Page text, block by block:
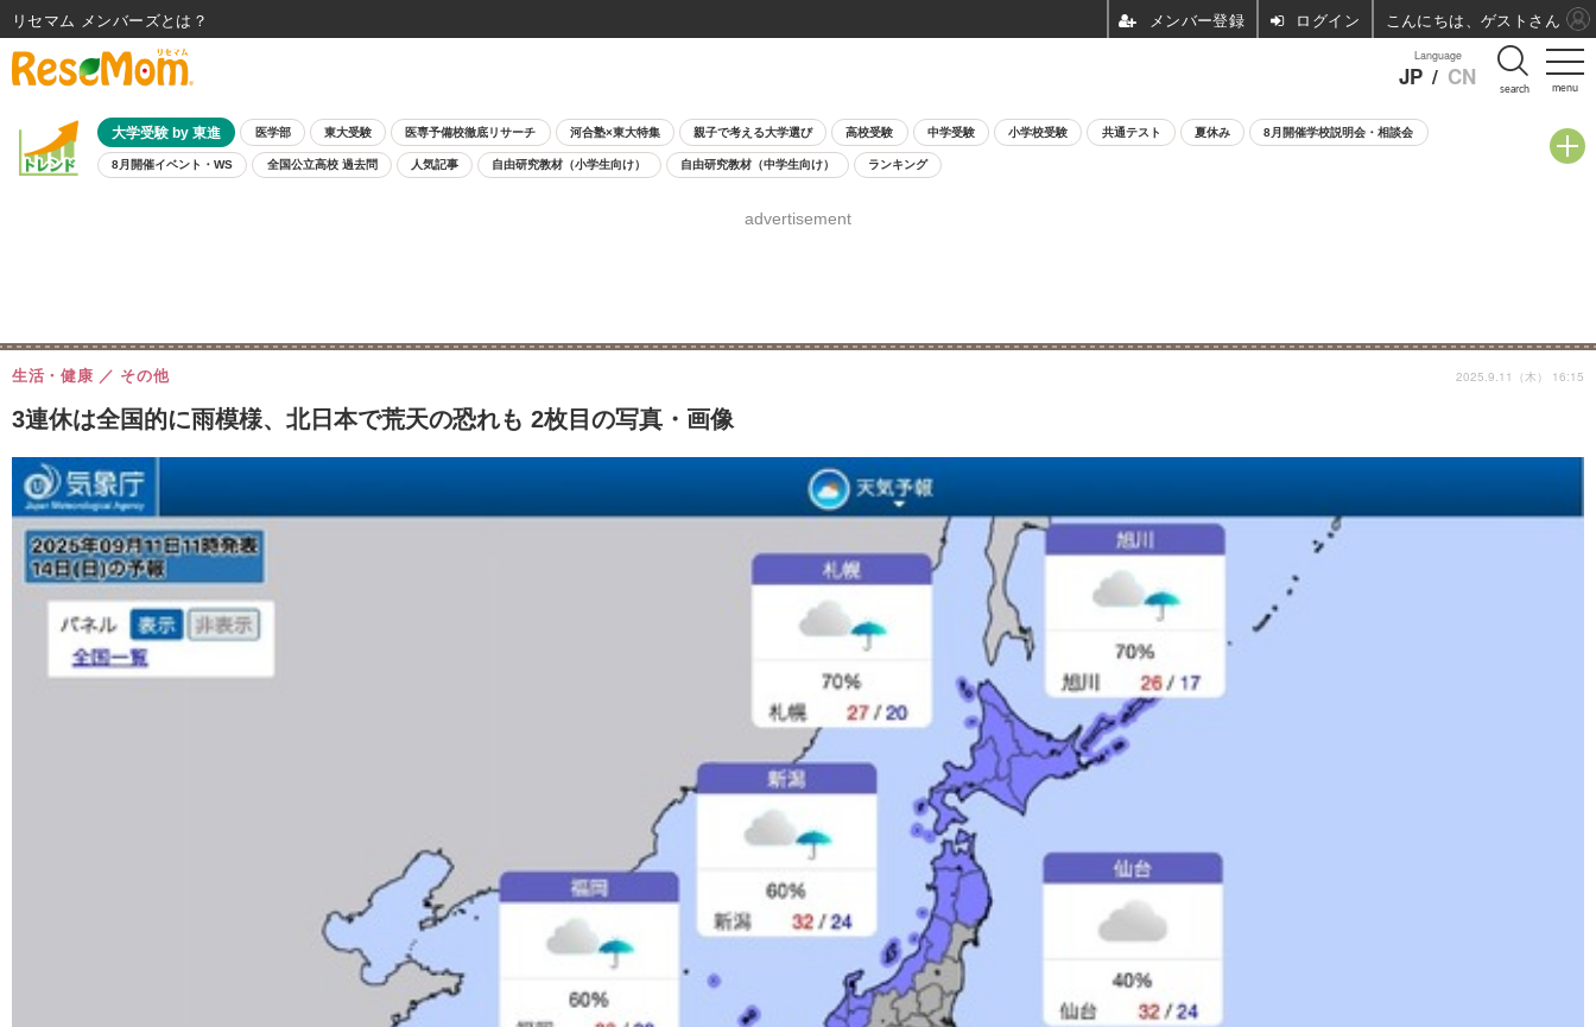
menu
Language
JP / CN search
大学受験 by 東進 医学部 東大受験 医専予備校徹底リサーチ 河合塾×東大特集 親子で考える大学選び 高校受験 中学受験 小学校受験 共通テスト 夏休み 8月開催学校説明会・相談会
8月開催イベント・WS 全国公立高校 過去問 人気記事 自由研究教材（小学生向け） 自由研究教材（中学生向け） ランキング
advertisement
3連休は全国的に雨模様、北日本で荒天の恐れも 2枚目の写真・画像
生活・健康 その他 2025.9.11（木） 16:15
リセマム メンバーズ ログイン こんにちは、ゲストさん